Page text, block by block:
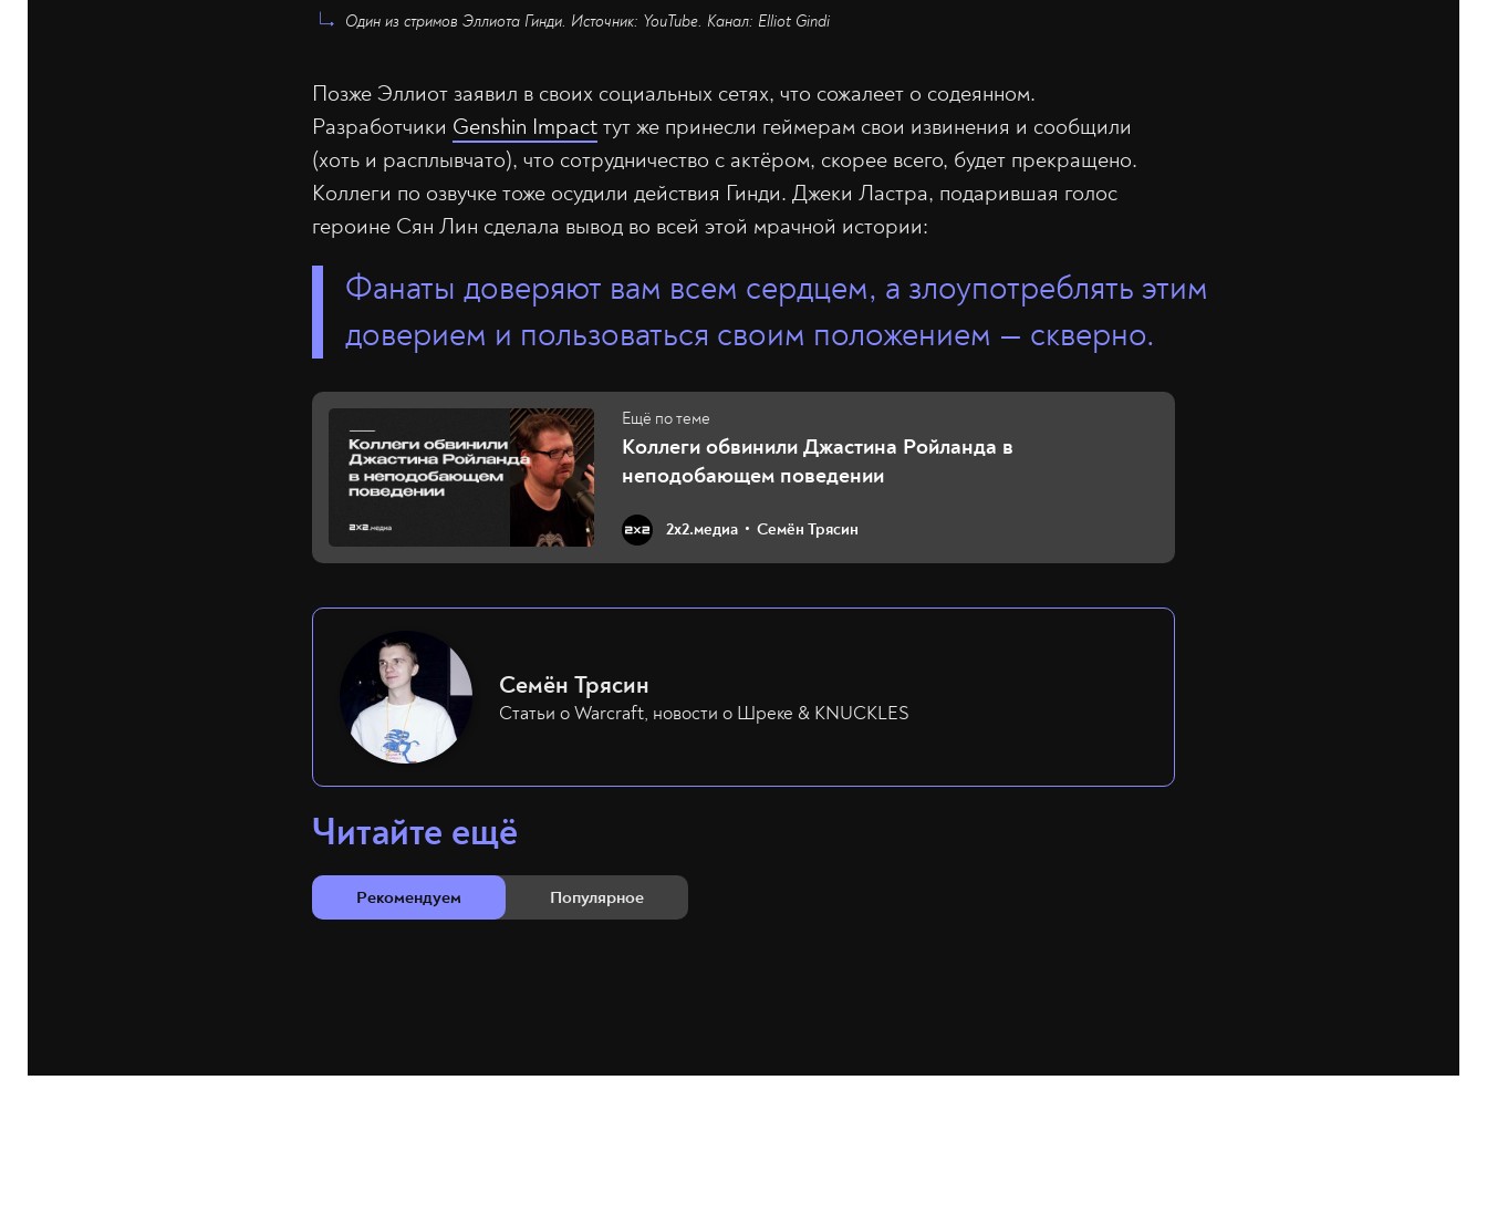
Один из стримов Эллиота Гинди. Источник: YouTube. Канал: Elliot Gindi
Позже Эллиот заявил в своих социальных сетях, что сожалеет о содеянном.
Разработчики Genshin Impact тут же принесли геймерам свои извинения и сообщили
(хоть и расплывчато), что сотрудничество с актёром, скорее всего, будет прекращено.
Коллеги по озвучке тоже осудили действия Гинди. Джеки Ластра, подарившая голос
героине Сян Лин сделала вывод во всей этой мрачной истории:
Фанаты доверяют вам всем сердцем, а злоупотреблять этим
доверием и пользоваться своим положением — скверно.
Коллеги обвинили Джастина Ройланда в
неподобающем поведении
2х2.медиа Семён Трясин
Семён Трясин
Статьи о Warcraft, новости о Шреке & KNUCKLES
Читайте ещё
Рекомендуем Популярное